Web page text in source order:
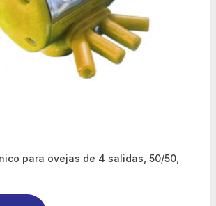
para ovejas de 4 salidas, 50/50,